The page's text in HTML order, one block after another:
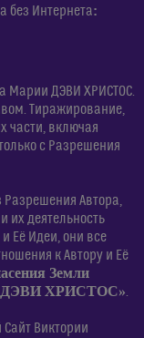
без Интернета:
Марии ДЭВИ ХРИСТОС.
Тиражирование,
части, включая
с Разрешения
Разрешения Автора,
их деятельность
Её Идеи, они все
к Автору и Её
Земли
ХРИСТОС».
Виктории